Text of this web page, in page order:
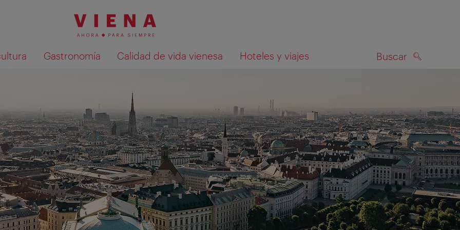
Gastronomía Calidad de vida vienesa Hoteles y viajes Buscar